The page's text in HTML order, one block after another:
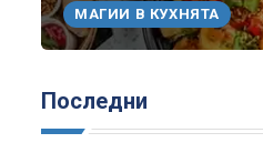
МАГИИ В КУХНЯТА
Последни